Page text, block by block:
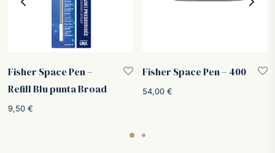
Fisher Space Pen –
Refill Blu punta Broad
9,50 €
Fisher Space Pen – 400
54,00 €